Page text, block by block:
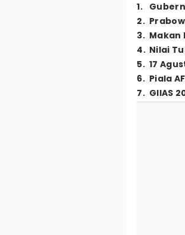
1.
2.
3. Makan
4. Nilai
5. 17
6. Piala
7. GIIAS